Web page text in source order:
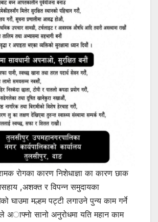
राेगका कारण निशेधाज्ञा का कारण छाक
,अशक्त र विपन्न समुदायका
घाउमा मल्हम पट्टी लगाउने पुन्य काम गर्ने
अाफ्नाे सानो अनुरोधमा यति महान काम